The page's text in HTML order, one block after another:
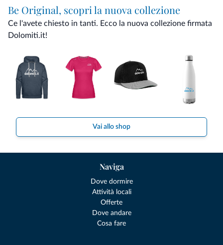
Be Original, scopri la nuova collezione
Ce l'avete chiesto in tanti. Ecco la nuova collezione firmata
Dolomiti.it!
Vai allo shop
Naviga
Dove dormire
Attività locali
Offerte
Dove andare
Cosa fare